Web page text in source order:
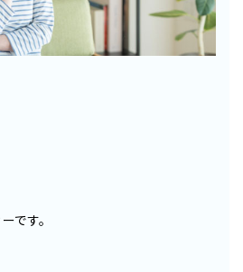
です。